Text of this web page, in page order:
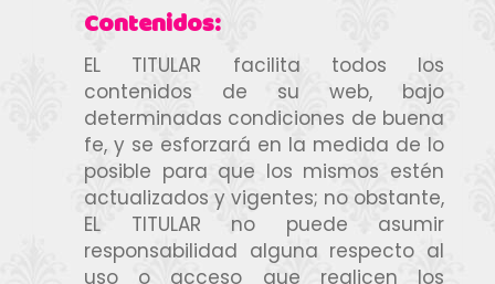
Contenidos:
EL TITULAR facilita todos los
contenidos de su web, bajo
determinadas condiciones de buena
fe, y se esforzará en la medida de lo
posible para que los mismos estén
actualizados y vigentes; no obstante,
EL TITULAR no puede asumir
responsabilidad alguna respecto al
uso o acceso que realicen los